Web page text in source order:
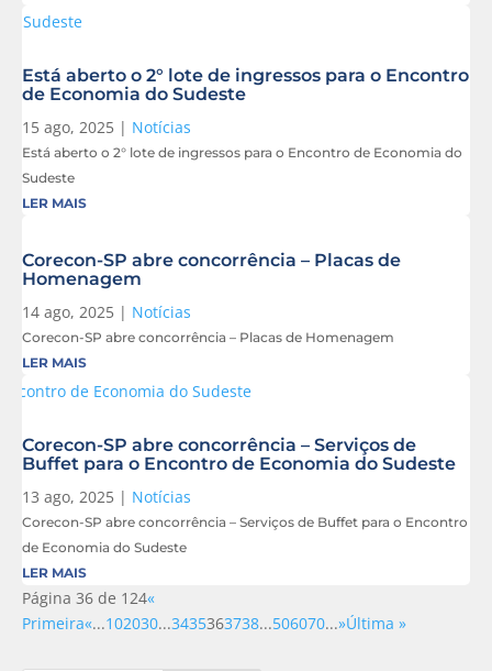
Está aberto o 2° lote de ingressos para o Encontro
de Economia do Sudeste
15 ago, 2025 | Notícias
Está aberto o 2° lote de ingressos para o Encontro de Economia do
Sudeste
LER MAIS
Corecon-SP abre concorrência – Placas de
Homenagem
14 ago, 2025 | Notícias
Corecon-SP abre concorrência – Placas de Homenagem
LER MAIS
Corecon-SP abre concorrência – Serviços de
Buffet para o Encontro de Economia do Sudeste
13 ago, 2025 | Notícias
Corecon-SP abre concorrência – Serviços de Buffet para o Encontro
de Economia do Sudeste
LER MAIS
Página 36 de 124«
Primeira«...102030...3435363738...506070...»Última »